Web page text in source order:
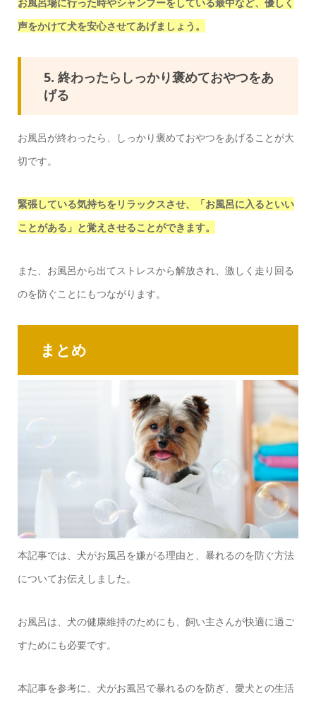
声をかけて犬を安心させてあげましょう。
5. 終わったらしっかり褒めておやつをあ
げる
お風呂が終わったら、しっかり褒めておやつをあげることが大
切です。
緊張している気持ちをリラックスさせ、「お風呂に入るといい
ことがある」と覚えさせることができます。
また、お風呂から出てストレスから解放され、激しく走り回る
のを防ぐことにもつながります。
まとめ
本記事では、犬がお風呂を嫌がる理由と、暴れるのを防ぐ方法
についてお伝えしました。
お風呂は、犬の健康維持のためにも、飼い主さんが快適に過ご
すためにも必要です。
本記事を参考に、犬がお風呂で暴れるのを防ぎ、愛犬との生活